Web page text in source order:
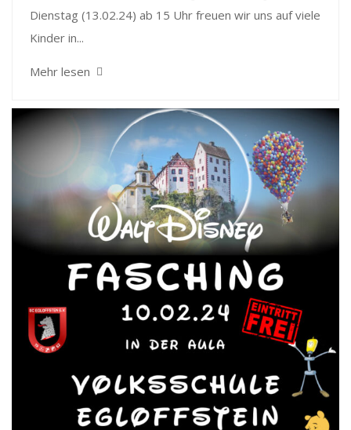
Dienstag (13.02.24) ab 15 Uhr freuen wir uns auf viele
Kinder in...
Mehr lesen